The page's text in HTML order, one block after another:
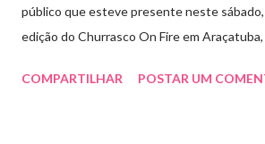
público que esteve presente neste sábado,
edição do Churrasco On Fire em Araçatuba,
Huff subiu ao palco de surpresa para gravar
COMPARTILHAR POSTAR UM